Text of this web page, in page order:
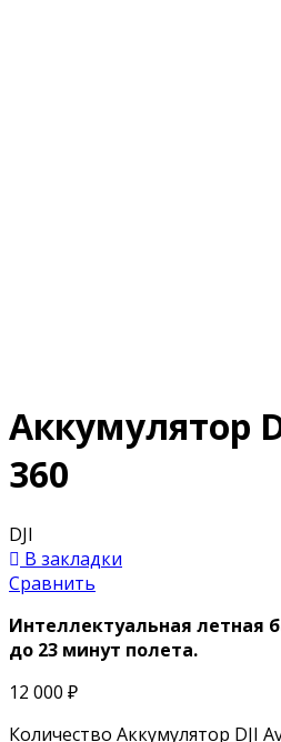
Аккумулятор
360
DJI
В закладки
Сравнить
Интеллектуальная летная
до 23 минут полета.
12 000 ₽
Количество Аккумулятор DJI